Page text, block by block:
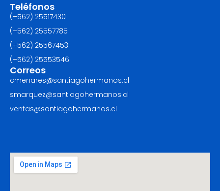
Teléfonos
(+562) 25517430‬
(+562) 25557785
(+562) 25567453‬
(+562) ‪25553546
Correos
cmenares@santiagohermanos.cl
smarquez@santiagohermanos.cl
ventas@santiagohermanos.cl